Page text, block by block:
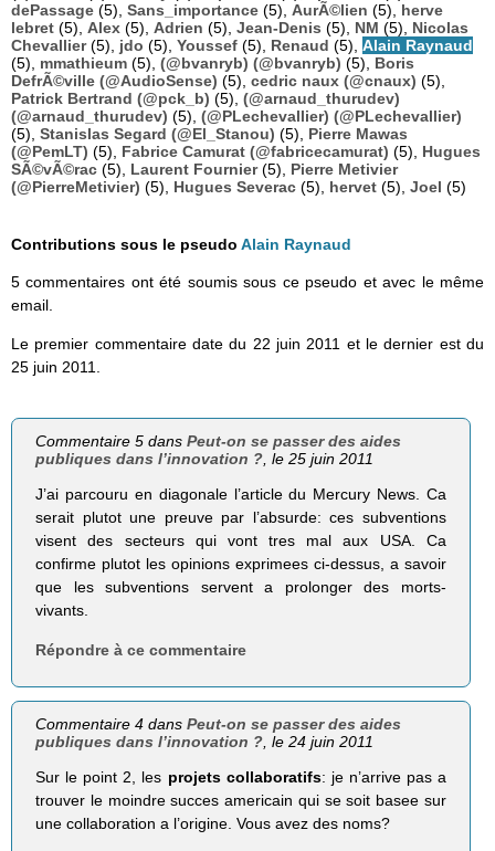
dePassage (5), Sans_importance (5), AurÃ©lien (5), herve
lebret (5), Alex (5), Adrien (5), Jean-Denis (5), NM (5), Nicolas
Chevallier(5), jdo (5), Youssef (5), Renaud (5), Alain Raynaud
(5), mmathieum (5), (@bvanryb) (@bvanryb) (5), Boris
DefrÃ©ville (@AudioSense) (5), cedric naux (@cnaux) (5),
Patrick Bertrand (@pck_b) (5), (@arnaud_thurudev)
(@arnaud_thurudev) (5), (@PLechevallier) (@PLechevallier)
(5), Stanislas Segard (@El_Stanou) (5), Pierre Mawas
(@PemLT) (5), Fabrice Camurat (@fabricecamurat) (5), Hugues
SÃ©vÃ©rac (5), Laurent Fournier(5), Pierre Metivier
(@PierreMetivier) (5), Hugues Severac (5), hervet (5), Joel (5)
Contributions sous le pseudo Alain Raynaud
5 commentaires ont été soumis sous ce pseudo et avec le même
email.
Le premier commentaire date du 22 juin 2011 et le dernier est du
25 juin 2011.
Commentaire 5 dansPeut-on se passer des aides
publiques dans l’innovation ?, le 25 juin 2011
J’ai parcouru en diagonale l’article du Mercury News. Ca
serait plutot une preuve par l’absurde: ces subventions
visent des secteurs qui vont tres mal aux USA. Ca
confirme plutot les opinions exprimees ci-dessus, a savoir
que les subventions servent a prolonger des morts-
vivants.
Répondre à ce commentaire
Commentaire 4 dansPeut-on se passer des aides
publiques dans l’innovation ? , le 24 juin 2011
Sur le point 2, les projets collaboratifs: je n’arrive pas a
trouver le moindre succes americain qui se soit basee sur
une collaboration a l’origine. Vous avez des noms?